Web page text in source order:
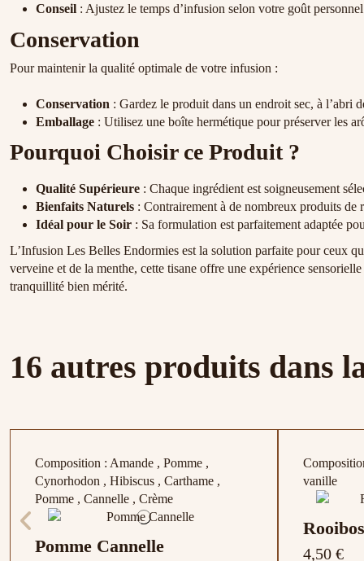
Conseil : Ajustez le temps d’infusion selon votre goût
Conservation
Pour maintenir la qualité optimale de votre infusion :
Conservation : Gardez le produit dans un endroit sec, à l’abri
Emballage : Utilisez une boîte hermétique pour préserver les
Pourquoi Choisir ce Produit ?
Qualité Supérieure : Chaque ingrédient est soigneusement
Bienfaits Naturels : Contrairement à de nombreux produits de
Idéal pour le Soir : Sa formulation est parfaitement adaptée
L’Infusion Les Belles Endormies est la solution parfaite pour ceux
verveine et de la menthe, cette tisane offre une expérience
tranquillité bien mérité.
16 autres produits dans
Composition : Amande , Pomme ,
Cynorhodon , Hibiscus , Carthame ,
Pomme , Cannelle , Crème
Pomme Cannelle
vanille
4,50 €